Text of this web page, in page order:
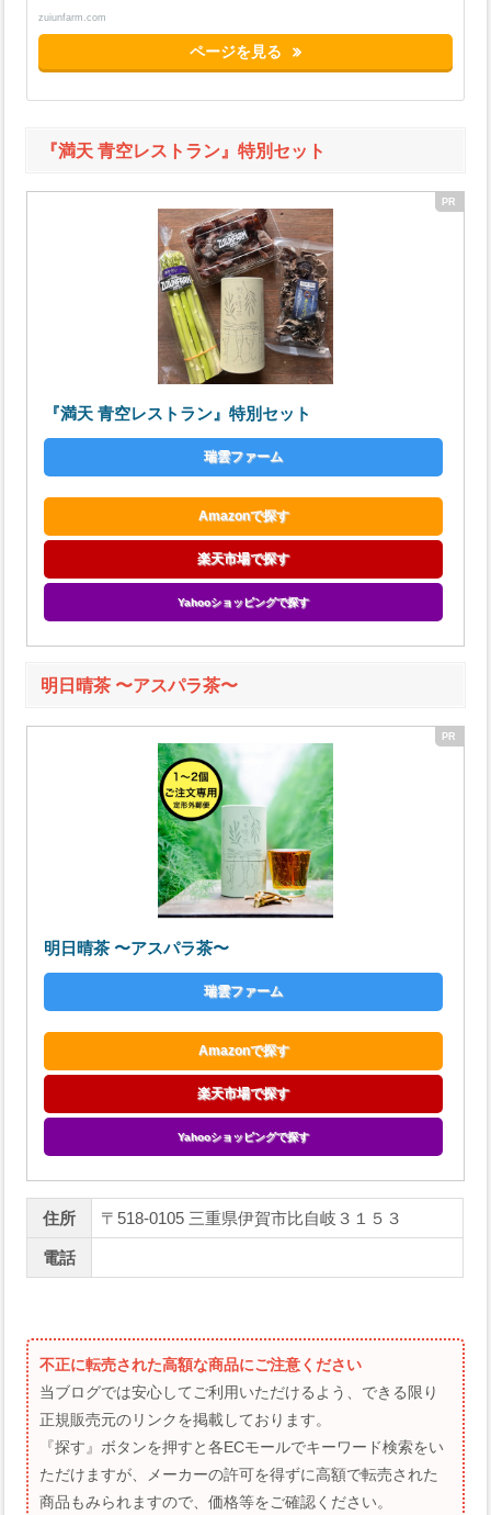
zuiunfarm.com
ページを見る
『満天 青空レストラン』特別セット
『満天 青空レストラン』特別セット
瑞雲ファーム
Amazonで探す
楽天市場で探す
Yahooショッピングで探す
明日晴茶 〜アスパラ茶〜
明日晴茶 〜アスパラ茶〜
瑞雲ファーム
Amazonで探す
楽天市場で探す
Yahooショッピングで探す
住所 〒518-0105 三重県伊賀市比自岐３１５３
電話
不正に転売された高額な商品にご注意ください
当ブログでは安心してご利用いただけるよう、できる限り
正規販売元のリンクを掲載しております。
『探す』ボタンを押すと各ECモールでキーワード検索をい
ただけますが、メーカーの許可を得ずに高額で転売された
商品もみられますので、価格等をご確認ください。